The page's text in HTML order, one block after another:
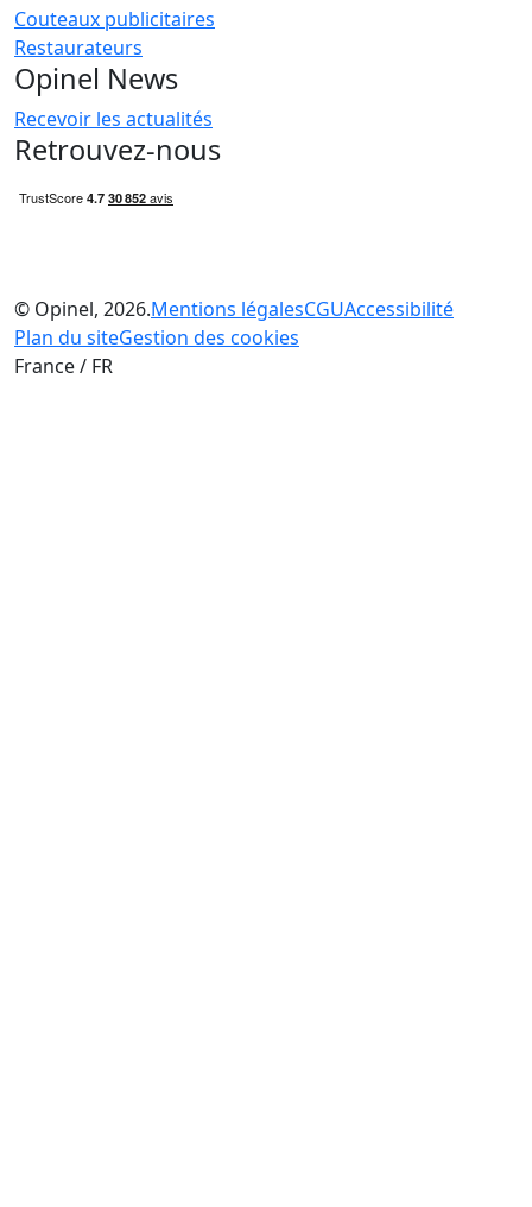
Couteaux publicitaires
Restaurateurs
Opinel News
Recevoir les actualités
Retrouvez-nous
© Opinel, 2026.Mentions légalesCGUAccessibilité
Plan du siteGestion des cookies
France / FR